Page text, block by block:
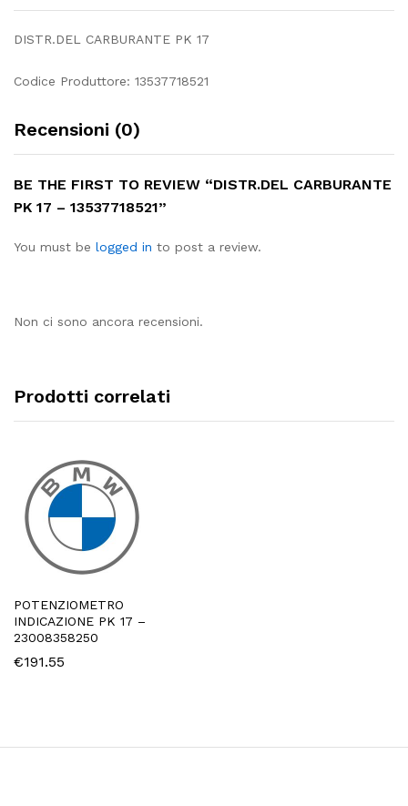
DISTR.DEL CARBURANTE PK 17
Codice Produttore: 13537718521
Recensioni (0)
BE THE FIRST TO REVIEW “DISTR.DEL CARBURANTE
PK 17 – 13537718521”
You must be logged in to post a review.
Non ci sono ancora recensioni.
Prodotti correlati
POTENZIOMETRO
INDICAZIONE PK 17 –
23008358250
€191.55